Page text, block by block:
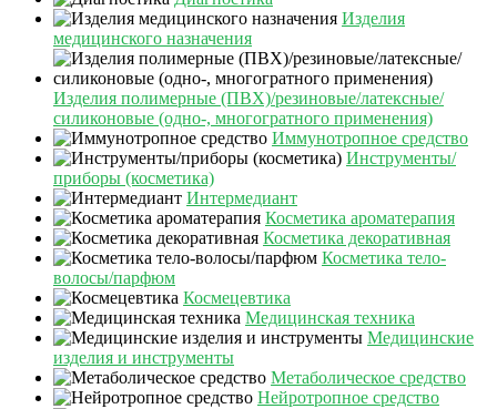
Изделия
медицинского назначения
Изделия полимерные (ПВХ)/резиновые/латексные/
силиконовые (одно-, многогратного применения)
Иммунотропное средство
Инструменты/
приборы (косметика)
Интермедиант
Косметика ароматерапия
Косметика декоративная
Косметика тело-
волосы/парфюм
Космецевтика
Медицинская техника
Медицинские
изделия и инструменты
Метаболическое средство
Нейротропное средство